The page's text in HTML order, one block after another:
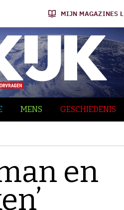
MIJN MAGAZINES
MENS GESCHIEDENIS
en